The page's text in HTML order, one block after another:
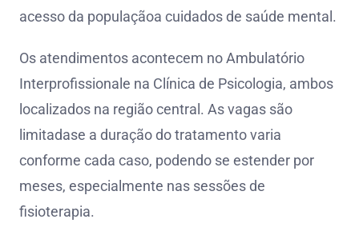
acesso da populaçãoa cuidados de saúde mental.
Os atendimentos acontecem no Ambulatório
Interprofissionale na Clínica de Psicologia, ambos
localizados na região central. As vagas são
limitadase a duração do tratamento varia
conforme cada caso, podendo se estender por
meses, especialmente nas sessões de
fisioterapia.